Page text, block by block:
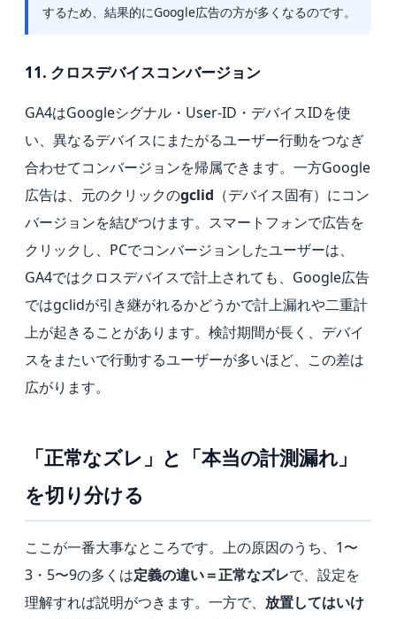
するため、結果的にGoogle広告の方が多くなるのです。
11. クロスデバイスコンバージョン
GA4はGoogleシグナル・User-ID・デバイスIDを使
い、異なるデバイスにまたがるユーザー行動をつなぎ
合わせてコンバージョンを帰属できます。一方Google
広告は、元のクリックのgclid （デバイス固有）にコン
バージョンを結びつけます。スマートフォンで広告を
クリックし、PCでコンバージョンしたユーザーは、
GA4ではクロスデバイスで計上されても、Google広告
ではgclidが引き継がれるかどうかで計上漏れや二重計
上が起きることがあります。検討期間が長く、デバイ
スをまたいで行動するユーザーが多いほど、この差は
広がります。
「正常なズレ」と「本当の計測漏れ」
を切り分ける
ここが一番大事なところです。上の原因のうち、1〜
3・5〜9の多くは定義の違い＝正常なズレで、設定を
理解すれば説明がつきます。一方で、 放置してはいけ